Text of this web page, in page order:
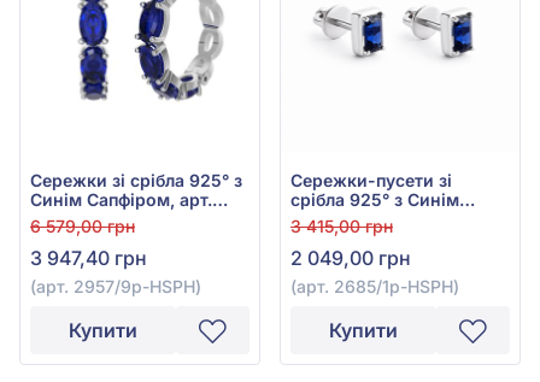
Сережки зі срібла 925° з
Синім Сапфіром, арт.
2957/9р-HSPH
6 579,00 грн
3 947,40 грн
(арт. 2957/9р-HSPH)
Купити
Сережки-пусети зі
срібла 925° з Синім
Сапфіром, арт. 2685/1р-
HSPH
3 415,00 грн
2 049,00 грн
(арт. 2685/1р-HSPH)
Купити